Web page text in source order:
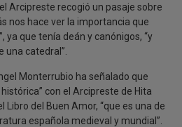
Arcipreste recogió un pasaje sobre
nos hace ver la importancia que
ya que tenía deán y canónigos, “y
una catedral”.
Monterrubio ha señalado que
con el Arcipreste de Hita
Libro del Buen Amor, “que es una de
española medieval y mundial”.